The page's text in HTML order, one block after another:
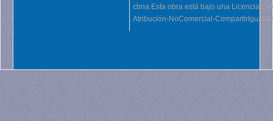
cbna Esta obra está bajo una Licencia
Atribución-NoComercial-CompartirIgual